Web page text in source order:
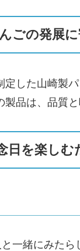
ごの発展に
定した山崎製
品は、品質
日を楽しむ
一緒にみた